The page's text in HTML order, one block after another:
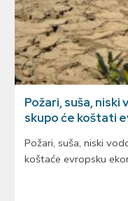
Požari, suša,
skupo će koštati
Požari, suša, niski
koštaće evropsku